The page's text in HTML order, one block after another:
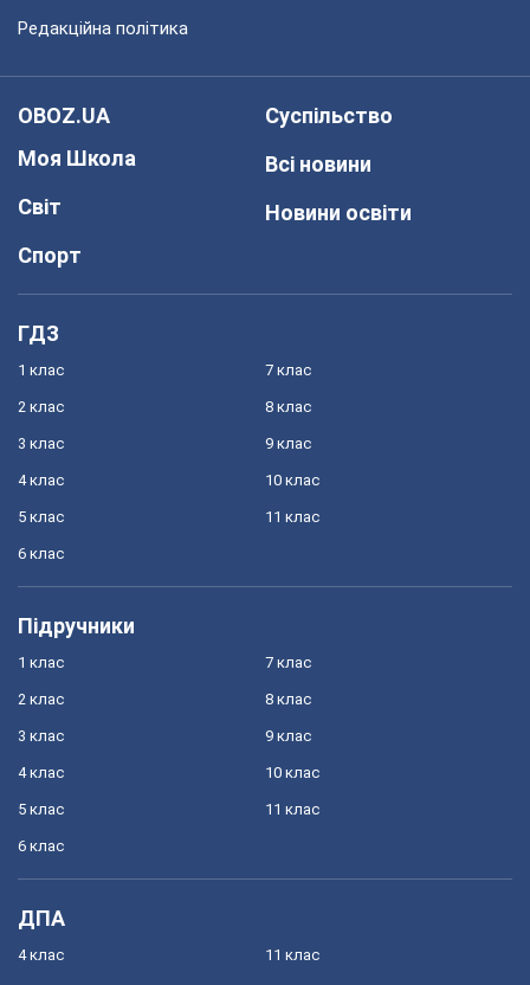
Редакційна політика
OBOZ.UA
Моя Школа
Світ
Спорт
Суспільство
Всі новини
Новини освіти
ГДЗ
1 клас
2 клас
3 клас
4 клас
5 клас
6 клас
7 клас
8 клас
9 клас
10 клас
11 клас
Підручники
1 клас
2 клас
3 клас
4 клас
5 клас
6 клас
7 клас
8 клас
9 клас
10 клас
11 клас
ДПА
4 клас 11 клас